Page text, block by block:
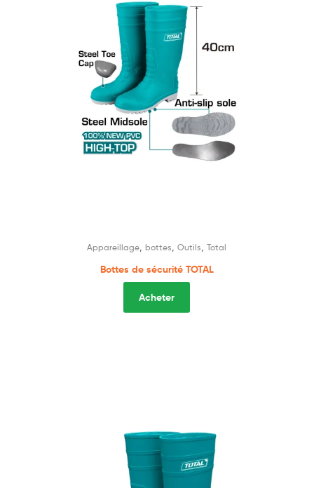
Appareillage bottes Outils Total
Bottes de sécurité TOTAL
Acheter